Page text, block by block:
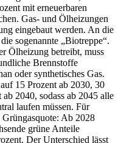
mit erneuerbaren
Gas- und Ölheizungen
eingebaut werden. An die
sogenannte „Biotreppe“.
Ölheizung betreibt, muss
Brennstoffe
oder synthetisches Gas.
15 Prozent ab 2030, 30
2040, sodass ab 2045 alle
laufen müssen. Für
Ab 2028
grüne Anteile
Der Unterschied lässt